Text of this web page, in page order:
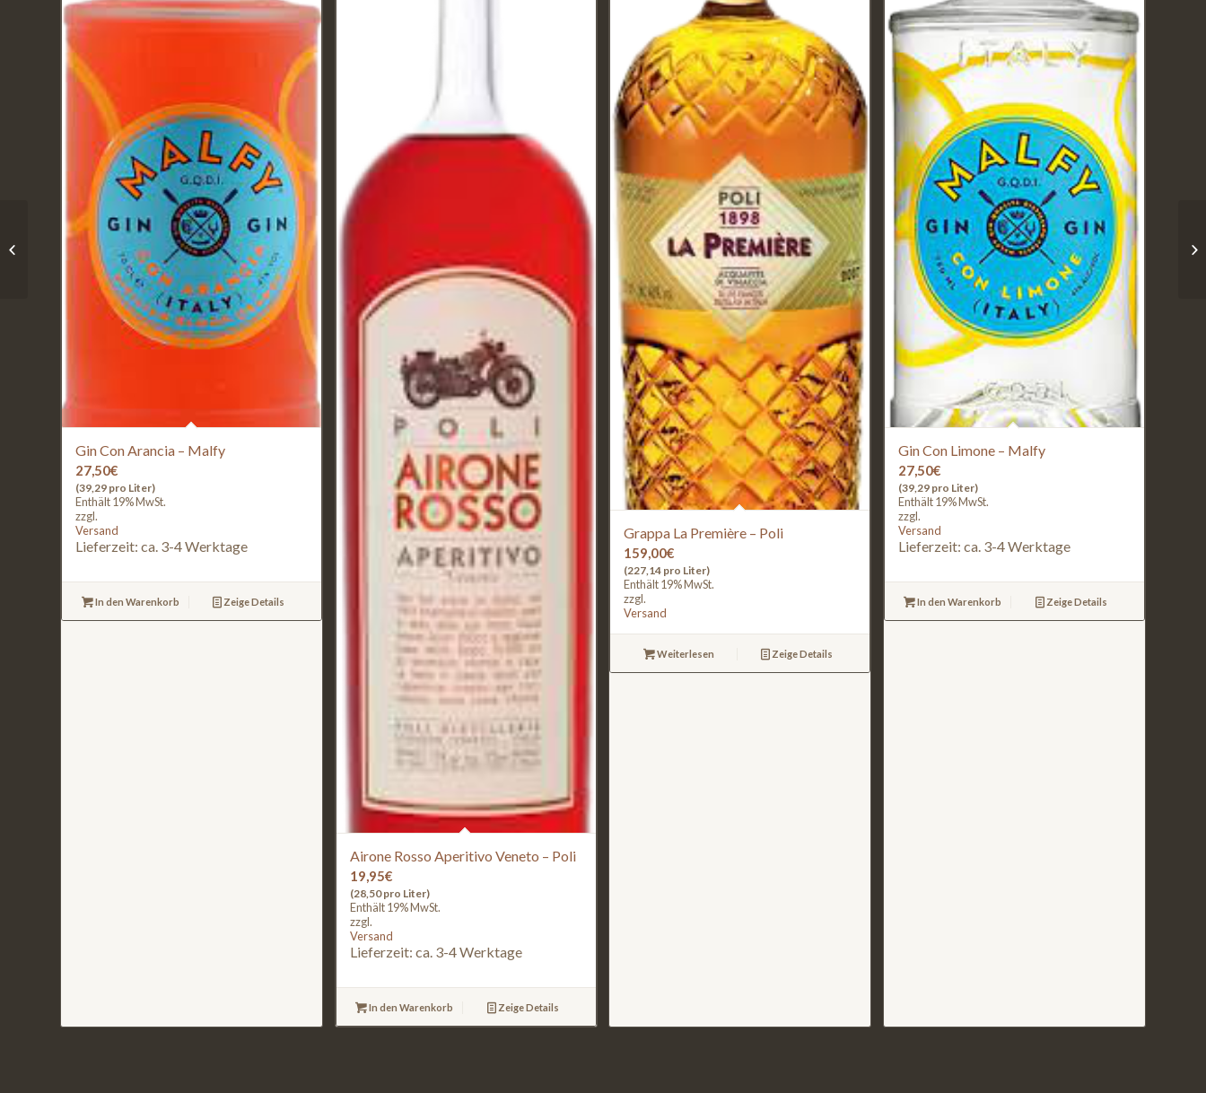
Gin Con Arancia – Malfy
27,50€
(39,29 pro Liter)
Enthält 19% MwSt.
zzgl.
Versand
Lieferzeit: ca. 3-4 Werktage
In den Warenkorb Zeige Details
Airone Rosso Aperitivo Veneto – Poli
19,95€
(28,50 pro Liter)
Enthält 19% MwSt.
zzgl.
Versand
Lieferzeit: ca. 3-4 Werktage
In den Warenkorb Zeige Details
Grappa La Première – Poli
159,00€
(227,14 pro Liter)
Enthält 19% MwSt.
zzgl.
Versand
Weiterlesen Zeige Details
Gin Con Limone – Malfy
27,50€
(39,29 pro Liter)
Enthält 19% MwSt.
zzgl.
Versand
Lieferzeit: ca. 3-4 Werktage
In den Warenkorb Zeige Details
Gin Marconi 46 – Poli